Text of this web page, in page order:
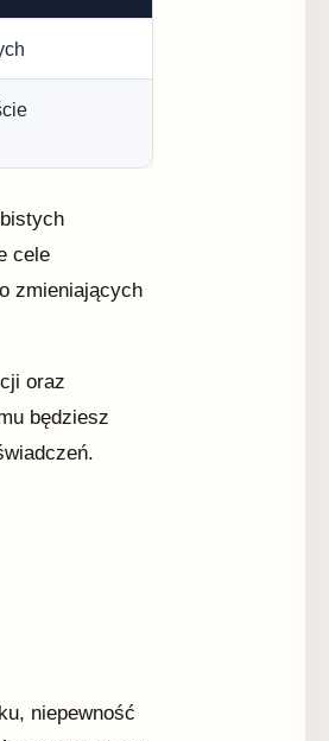
cele
zmieniających
oraz
będziesz
niepewność